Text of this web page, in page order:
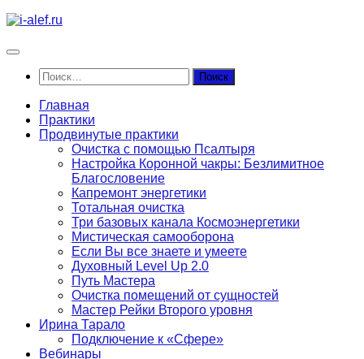
Перейти
содержимому
Найти:
Главная
Практики
Продвинутые практики
Очистка с помощью Псалтыря
Настройка Коронной чакры: Безлимитное
Благословение
Капремонт энергетики
Тотальная очистка
Три базовых канала Космоэнергетики
Мистическая самооборона
Если Вы все знаете и умеете
Духовный Level Up 2.0
Путь Мастера
Очистка помещений от сущностей
Мастер Рейки Второго уровня
Ирина Тарало
Подключение к «Сфере»
Вебинары